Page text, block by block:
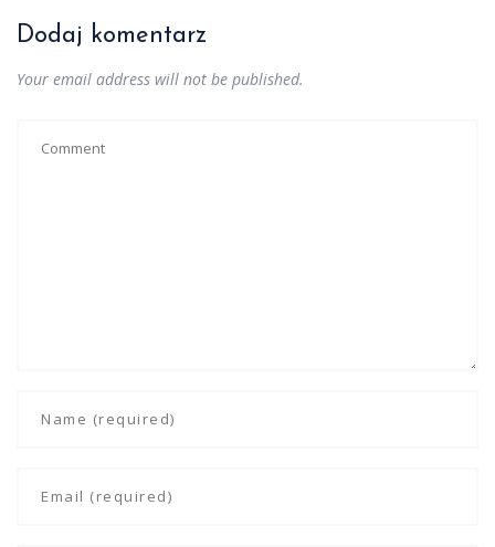
Dodaj komentarz
Your email address will not be published.